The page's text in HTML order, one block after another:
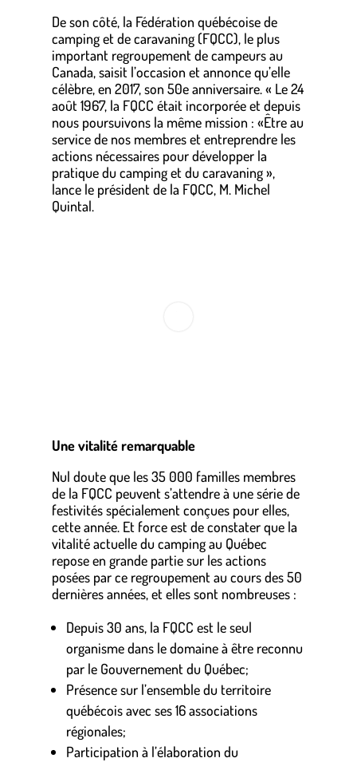
De son côté, la Fédération québécoise de
camping et de caravaning (FQCC), le plus
important regroupement de campeurs au
Canada, saisit l’occasion et annonce qu’elle
célèbre, en 2017, son 50e anniversaire. « Le 24
août 1967, la FQCC était incorporée et depuis
nous poursuivons la même mission : «Être au
service de nos membres et entreprendre les
actions nécessaires pour développer la
pratique du camping et du caravaning »,
lance le président de la FQCC, M. Michel
Quintal.
Une vitalité remarquable
Nul doute que les 35 000 familles membres
de la FQCC peuvent s’attendre à une série de
festivités spécialement conçues pour elles,
cette année. Et force est de constater que la
vitalité actuelle du camping au Québec
repose en grande partie sur les actions
posées par ce regroupement au cours des 50
dernières années, et elles sont nombreuses :
Depuis 30 ans, la FQCC est le seul
organisme dans le domaine à être reconnu
par le Gouvernement du Québec;
Présence sur l’ensemble du territoire
québécois avec ses 16 associations
régionales;
Participation à l’élaboration du